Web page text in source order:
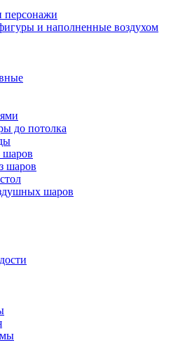
и наполненные воздухом
до потолка
шаров
шаров
шаров